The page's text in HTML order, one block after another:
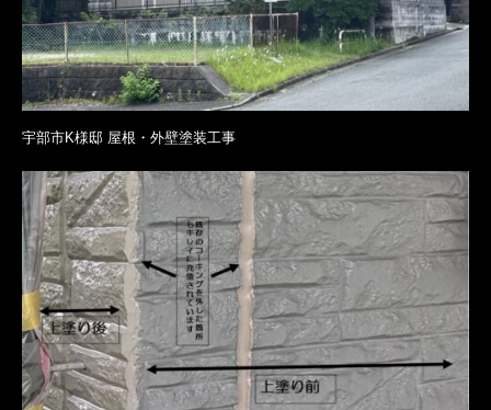
宇部市K様邸 屋根・外壁塗装工事